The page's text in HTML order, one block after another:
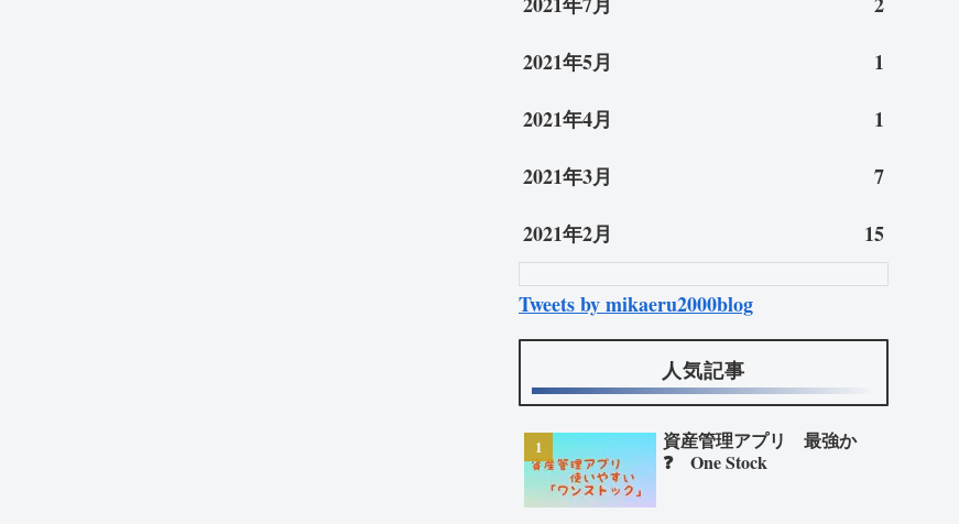
2021年5月
1
2021年4月
1
2021年3月
7
2021年2月
15
Tweets by mikaeru2000blog
人気記事
資産管理アプリ 最強か
❓ One Stock